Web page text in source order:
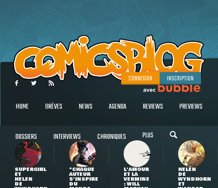
CONNEXION INSCRIPTION
HOME BRÈVES NEWS AGENDA REVIEWS PREVIEWS
DOSSIERS INTERVIEWS CHRONIQUES PLUS
SUPERGIRL
ET
HELEN
DE
"CHAQUE
AUTEUR
S'INSPIRE
DU
L'AMOUR
ET LA
VERMINE
: WILL
HELEN
DE
WYNDHORN
ET